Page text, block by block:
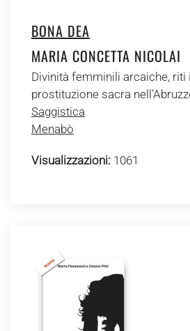
BONA DEA
MARIA CONCETTA NICOLAI
Divinità femminili arcaiche, riti
prostituzione sacra
Saggistica
Menabò
Visualizzazioni: 1061